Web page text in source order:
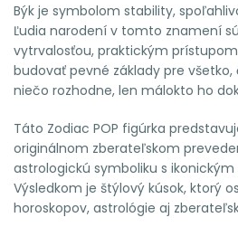
Býk je symbolom stability,
Ľudia narodení v tomto znamení
vytrvalosťou, praktickým
budovať pevné základy pre všetko,
niečo rozhodne, len málokto ho
Táto Zodiac POP figúrka
originálnom zberateľskom
astrologickú symboliku s ikonickým
Výsledkom je štýlový kúsok, ktorý
horoskopov, astrológie aj